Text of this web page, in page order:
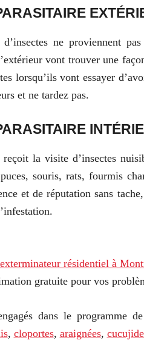
ne proviennent
vont trouver une
lorsqu’ils vont essayer
et ne tardez pas.
la visite d’insectes
souris, rats, fourmis
et de réputation sans
exterminateur résidentiel à
gratuite pour vos
dans le programme
, cloportes, araignées,